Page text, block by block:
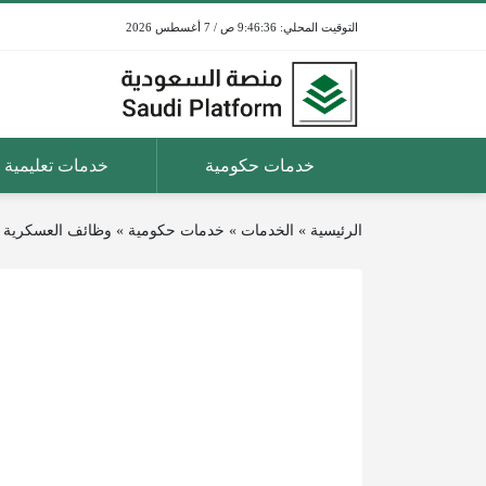
9:46:36 ص / 7 أغسطس 2026
خدمات حكومية خدمات تعليمية
الرئيسية » الخدمات » خدمات حكومية » وظائف العسكرية